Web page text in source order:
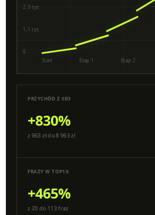
2,3 tys.
1,1 tys.
0
Start Etap 1 Etap 2
PRZYCHÓD Z SEO
+830%
z 963 zł do 8 963 zł
FRAZY W TOP10
+465%
z 20 do 113 fraz